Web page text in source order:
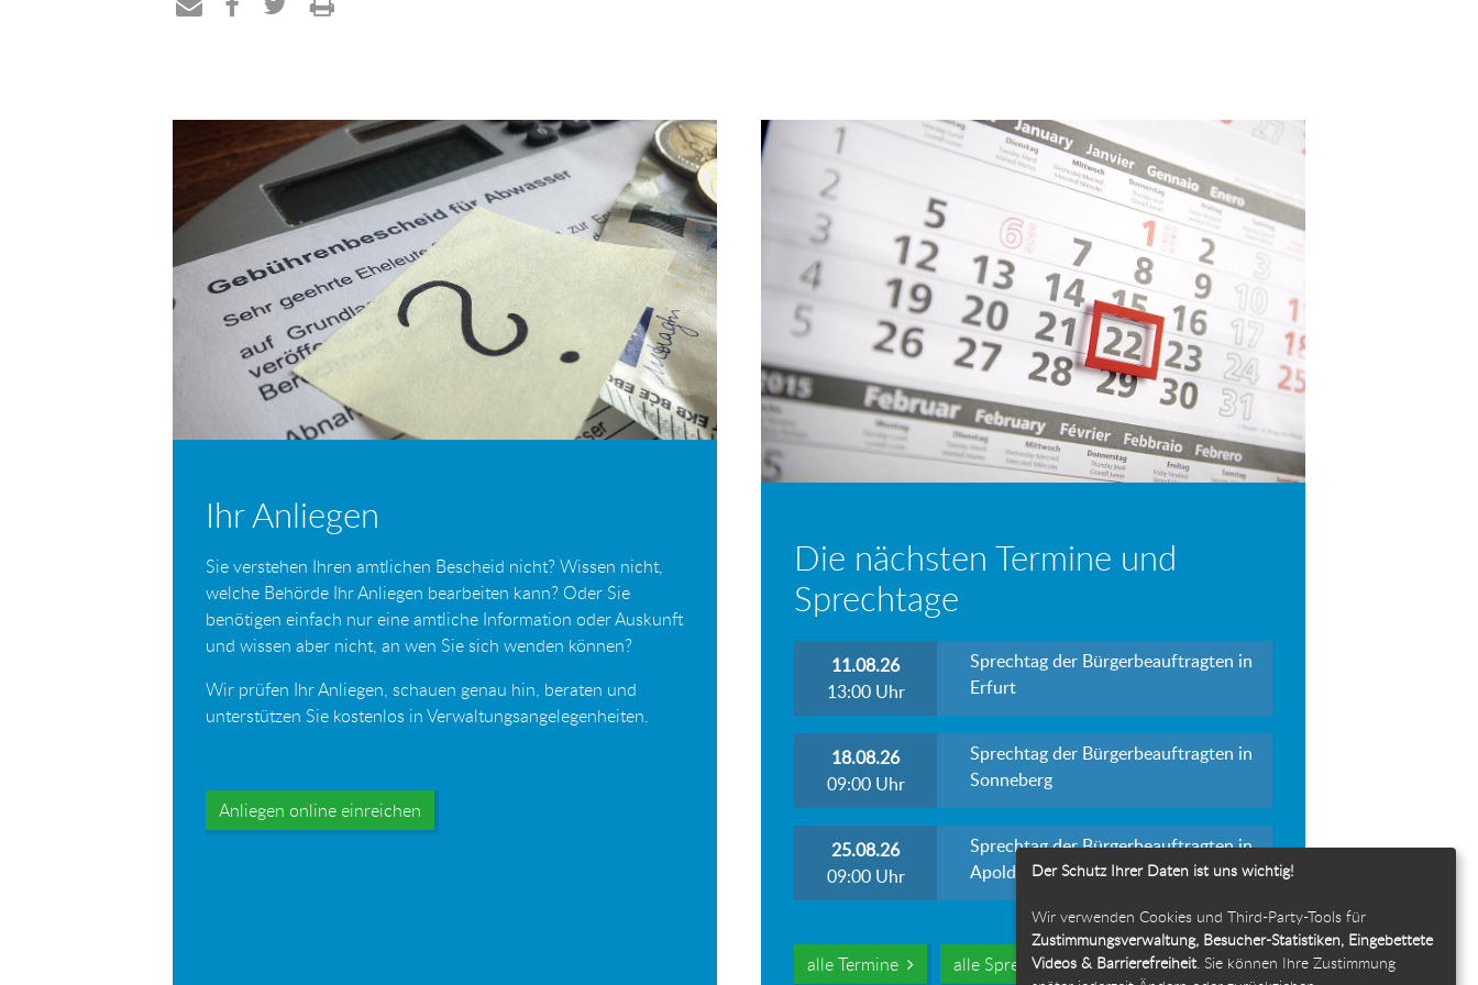
E-
Mail
Facebook
Twitter
Ihr Anliegen
Sie verstehen Ihren amtlichen Bescheid nicht? Wissen nicht,
welche Behörde Ihr Anliegen bearbeiten kann? Oder Sie
benötigen einfach nur eine amtliche Information oder Auskunft
und wissen aber nicht, an wen Sie sich wenden können?
Wir prüfen Ihr Anliegen, schauen genau hin, beraten und
unterstützen Sie kostenlos in Verwaltungsangelegenheiten.
Anliegen online einreichen
Die nächsten Termine und
Sprechtage
11.08.26
13:00 Uhr
Sprechtag der Bürgerbeauftragten in
Erfurt
18.08.26
09:00 Uhr
Sprechtag der Bürgerbeauftragten in
Sonneberg
25.08.26
09:00 Uhr
Sprechtag der Bürgerbeauftragten in
Apolda
alle Termine alle Sprechtage
Der Schutz Ihrer Daten ist uns wichtig!
Wir verwenden Cookies und Third-Party-Tools für
Zustimmungsverwaltung, Besucher-Statistiken, Eingebettete
Videos & Barrierefreiheit. Sie können Ihre Zustimmung